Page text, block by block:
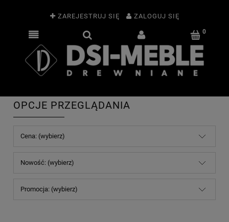
ZAREJESTRUJ SIĘ ZALOGUJ SIĘ
OPCJE PRZEGLĄDANIA
Cena: (wybierz)
Nowość: (wybierz)
Promocja: (wybierz)